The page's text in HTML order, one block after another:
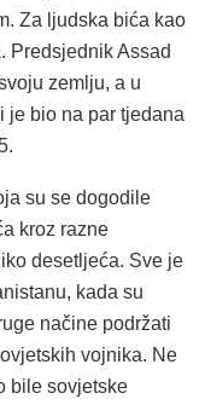
Za ljudska bića kao
Predsjednik Assad
zemlju, a u
je bio na par tjedana
su se dogodile
kroz razne
desetljeća. Sve je
kada su
načine podržati
vojnika. Ne
bile sovjetske